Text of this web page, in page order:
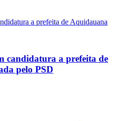
candidatura a prefeita de
pelo PSD